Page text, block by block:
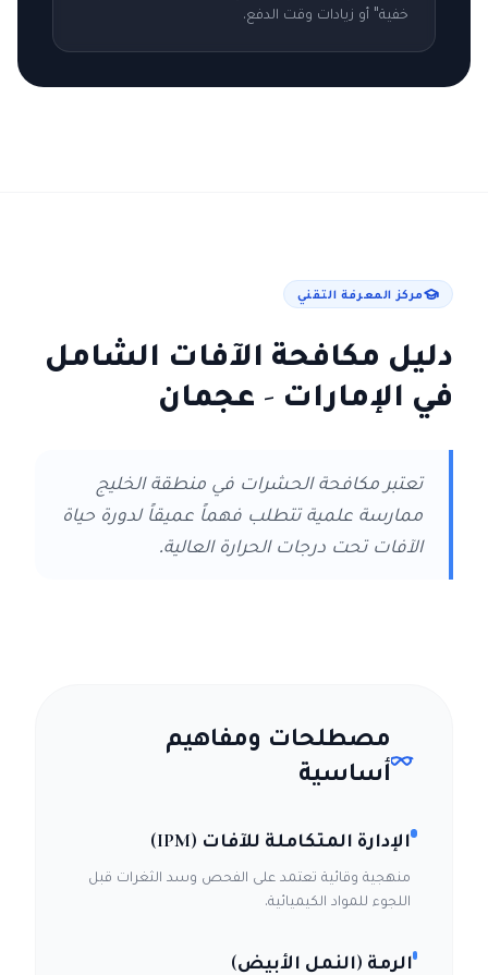
خفية" أو زيادات وقت الدفع.
مركز المعرفة التقني
دليل مكافحة الآفات الشامل
في الإمارات - عجمان
تعتبر مكافحة الحشرات في منطقة الخليج
ممارسة علمية تتطلب فهماً عميقاً لدورة حياة
الآفات تحت درجات الحرارة العالية.
مصطلحات ومفاهيم
أساسية
الإدارة المتكاملة للآفات (IPM)
منهجية وقائية تعتمد على الفحص وسد الثغرات قبل
اللجوء للمواد الكيميائية.
الرمة (النمل الأبيض)